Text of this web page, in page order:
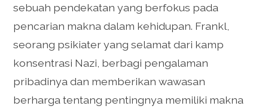
sebuah pendekatan yang berfokus pada
pencarian makna dalam kehidupan. Frankl,
seorang psikiater yang selamat dari kamp
konsentrasi Nazi, berbagi pengalaman
pribadinya dan memberikan wawasan
berharga tentang pentingnya memiliki makna